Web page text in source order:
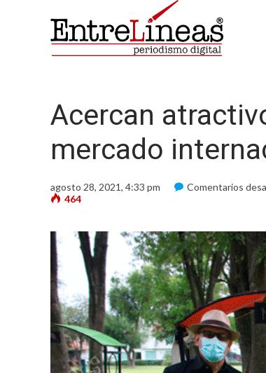
Acercan
mercado
agosto 28, 2021, 4:33 pm Comentarios
464